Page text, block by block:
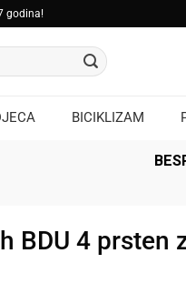
godina!
BICIKLIZAM
BDU 4 prsten